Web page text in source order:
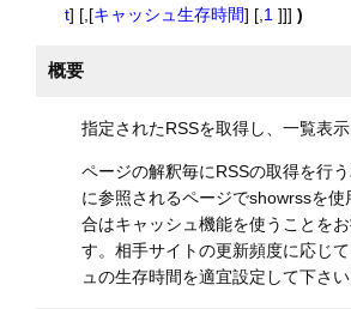
t] [,[キャッシュ生存時間] [, 1 ]]] )
概要
指定されたRSSを取得し、一覧表示
ページの解釈毎にRSSの取得を行
に参照されるページでshowrssを使
合はキャッシュ機能を使うことを
す。相手サイトの更新頻度に応じ
ュの生存時間を適宜設定して下さい